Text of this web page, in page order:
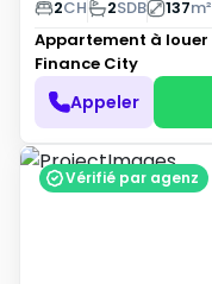
2CH 2SDB 137m²
Appartement à louer
Finance City
Appeler
Vérifié par agenz